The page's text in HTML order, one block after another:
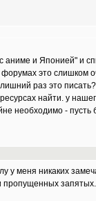
аниме и Японией" и
это слишком
раз это
найти. у
необходимо - пусть
у меня никаких
пропущенных